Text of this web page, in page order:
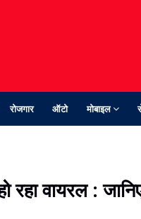
रोजगार ऑटो मोबाइल
वायरल :